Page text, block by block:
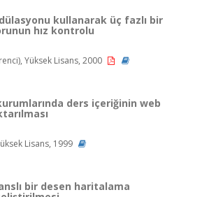
kullanarak üç fazlı bir
hız kontrolu
Yüksek Lisans, 2000
ders içeriğinin web
Lisans, 1999
bir desen haritalama